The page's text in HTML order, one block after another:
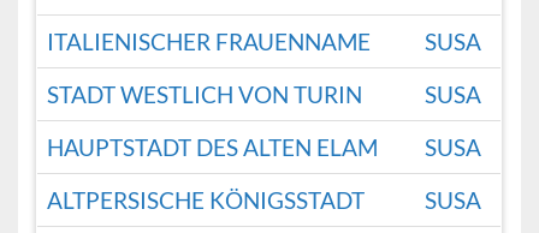
ITALIENISCHER FRAUENNAME
SUSA
STADT WESTLICH VON TURIN
SUSA
HAUPTSTADT DES ALTEN ELAM
SUSA
ALTPERSISCHE KÖNIGSSTADT
SUSA